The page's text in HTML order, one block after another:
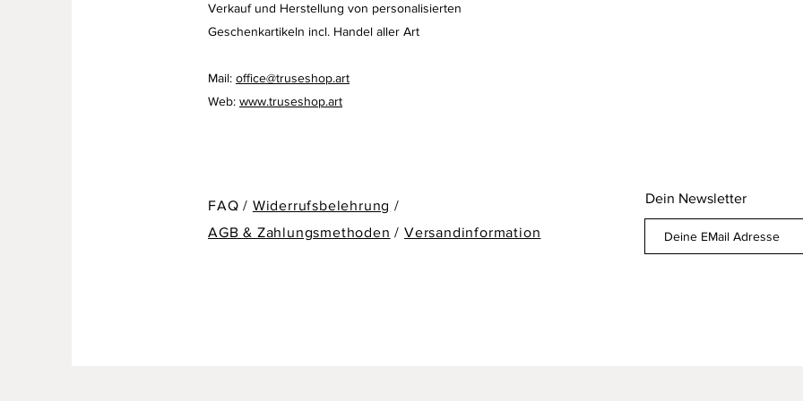
Verkauf und Herstellung von personalisierten
Geschenkartikeln incl. Handel aller Art
Mail: office@truseshop.art
Web: www.truseshop.art
FAQ / Widerrufsbelehrung /
AGB & Zahlungsmethoden /Versandinformation
Dein Newsletter